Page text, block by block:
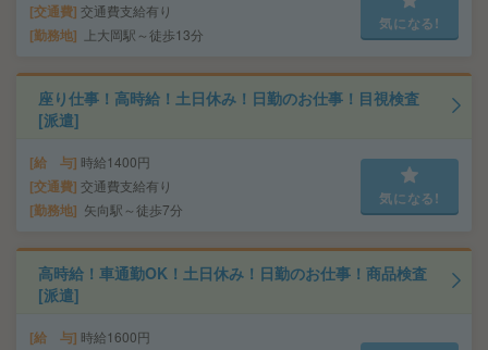
交通費 交通費支給有り
勤務地 上大岡駅～徒歩13分
気になる!
座り仕事！高時給！土日休み！日勤のお仕事！目視検査
[派遣]
給 与 時給1400円
交通費 交通費支給有り
勤務地 矢向駅～徒歩7分
気になる!
高時給！車通勤OK！土日休み！日勤のお仕事！商品検査
[派遣]
給 与 時給1600円